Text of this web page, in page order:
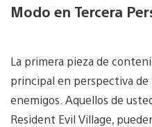
Modo en Tercera
La primera pieza de
principal en perspectiva
enemigos. Aquellos de
Resident Evil Village,